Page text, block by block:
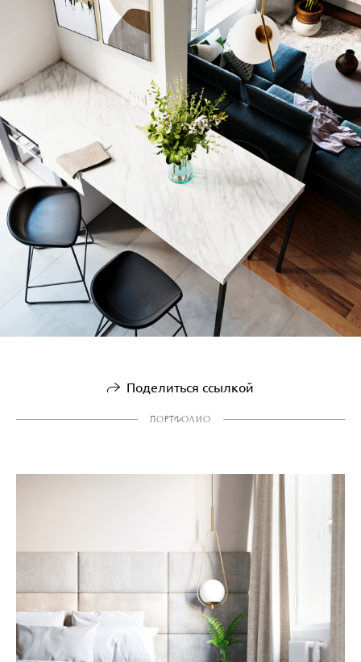
Поделиться ссылкой
ПОРТФОЛИО